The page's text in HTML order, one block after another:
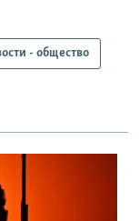
- общество